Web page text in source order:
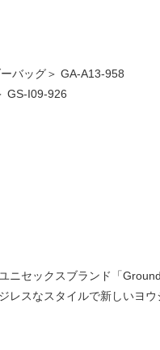
バッグ＞ GA-A13-958
GS-I09-926
セックスブランド「
スなスタイルで新しいヨウ